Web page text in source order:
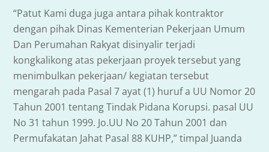
“Patut Kami duga juga antara pihak kontraktor
dengan pihak Dinas Kementerian Pekerjaan Umum
Dan Perumahan Rakyat disinyalir terjadi
kongkalikong atas pekerjaan proyek tersebut yang
menimbulkan pekerjaan/ kegiatan tersebut
mengarah pada Pasal 7 ayat (1) huruf a UU Nomor 20
Tahun 2001 tentang Tindak Pidana Korupsi. pasal UU
No 31 tahun 1999. Jo.UU No 20 Tahun 2001 dan
Permufakatan Jahat Pasal 88 KUHP,” timpal Juanda